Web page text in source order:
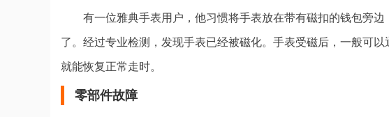
有一位雅典手表用户，他习惯将手表放在带有磁扣的钱包旁
了。经过专业检测，发现手表已经被磁化。手表受磁后，一般可
就能恢复正常走时。
零部件故障